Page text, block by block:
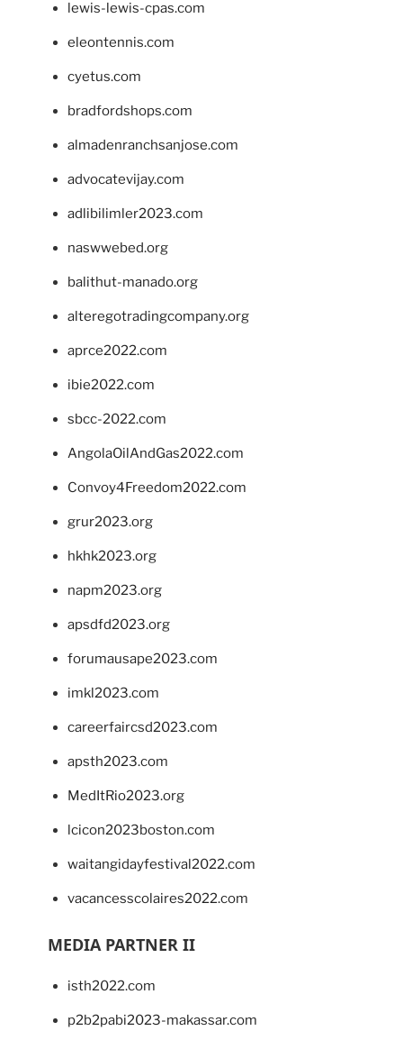
lewis-lewis-cpas.com
eleontennis.com
cyetus.com
bradfordshops.com
almadenranchsanjose.com
advocatevijay.com
adlibilimler2023.com
naswwebed.org
balithut-manado.org
alteregotradingcompany.org
aprce2022.com
ibie2022.com
sbcc-2022.com
AngolaOilAndGas2022.com
Convoy4Freedom2022.com
grur2023.org
hkhk2023.org
napm2023.org
apsdfd2023.org
forumausape2023.com
imkl2023.com
careerfaircsd2023.com
apsth2023.com
MedItRio2023.org
lcicon2023boston.com
waitangidayfestival2022.com
vacancesscolaires2022.com
MEDIA PARTNER II
isth2022.com
p2b2pabi2023-makassar.com